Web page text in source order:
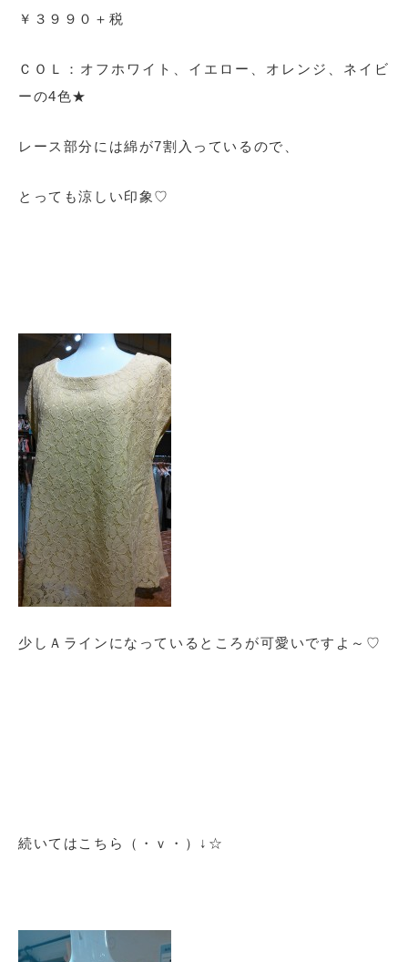
￥３９９０＋税
ＣＯＬ：オフホワイト、イエロー、オレンジ、ネイビ
ーの4色★
レース部分には綿が7割入っているので、
とっても涼しい印象♡
少しＡラインになっているところが可愛いですよ～♡
続いてはこちら（・ｖ・）↓☆